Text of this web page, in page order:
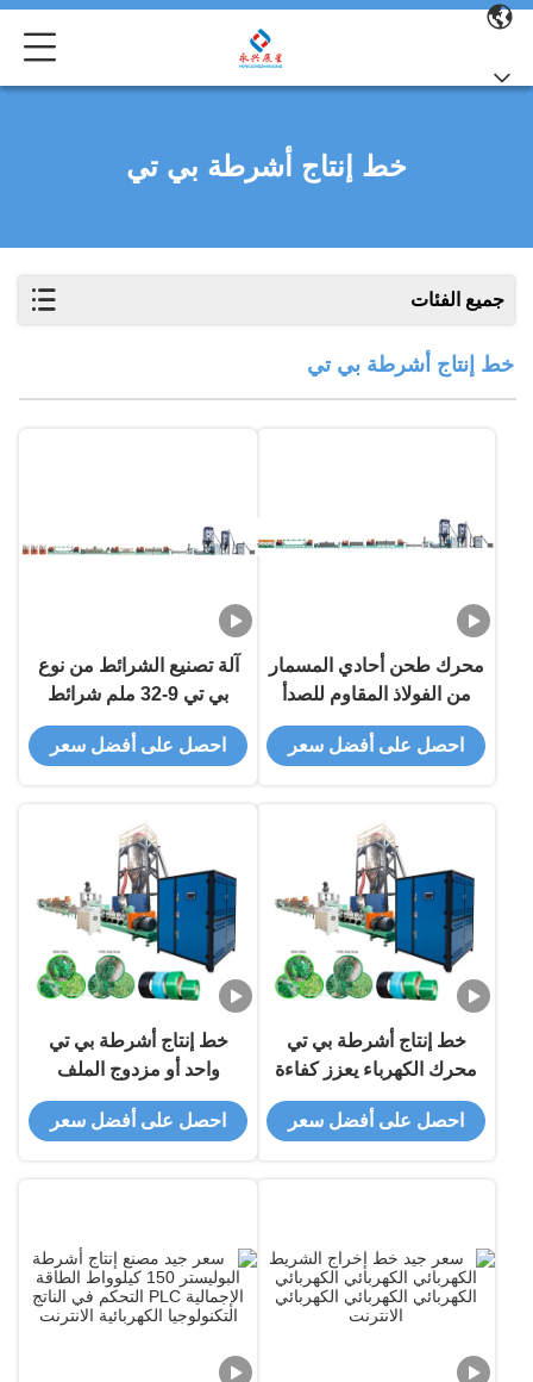
خط إنتاج أشرطة بي تي
جميع الفئات
خط إنتاج أشرطة بي تي
محرك طحن أحادي المسمار
من الفولاذ المقاوم للصدأ
لشراب PET لمصنع التصنيع
الثقيل
احصل على أفضل سعر
آلة تصنيع الشرائط من نوع
بي تي 9-32 ملم شرائط
محفزة واحدة مع قوة
تسخين 20 كيلوواط
احصل على أفضل سعر
خط إنتاج أشرطة بي تي
محرك الكهرباء يعزز كفاءة
التصنيع
احصل على أفضل سعر
خط إنتاج أشرطة بي تي
واحد أو مزدوج الملف
والمعالج شينيدر لزيادة
الإنتاجية الخاصة بك
احصل على أفضل سعر